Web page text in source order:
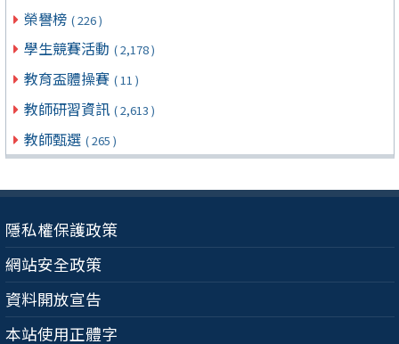
榮譽榜 ( 226 )
學生競賽活動 ( 2,178 )
教育盃體操賽 ( 11 )
教師研習資訊 ( 2,613 )
教師甄選 ( 265 )
隱私權保護政策
網站安全政策
資料開放宣告
本站使用正體字